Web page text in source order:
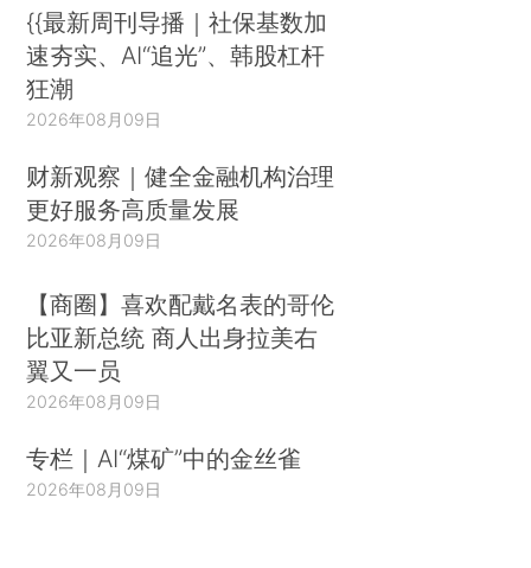
{{最新周刊导播｜社保基数加
速夯实、AI“追光”、韩股杠杆
狂潮
2026年08月09日
财新观察｜健全金融机构治理
更好服务高质量发展
2026年08月09日
【商圈】喜欢配戴名表的哥伦
比亚新总统 商人出身拉美右
翼又一员
2026年08月09日
专栏｜AI“煤矿”中的金丝雀
2026年08月09日